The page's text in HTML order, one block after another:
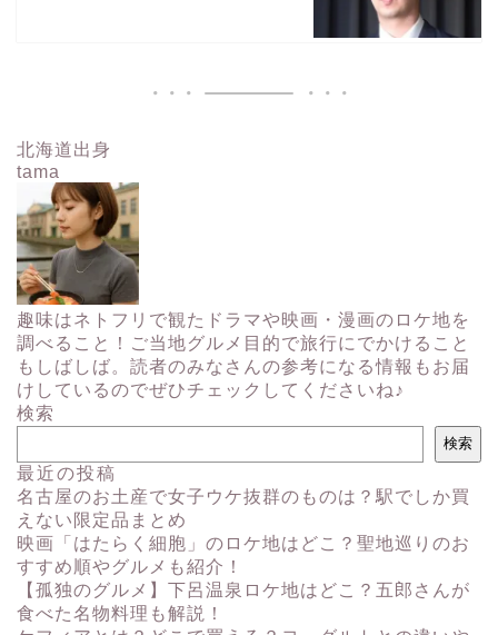
北海道出身
tama
趣味はネトフリで観たドラマや映画・漫画のロケ地を
調べること！ご当地グルメ目的で旅行にでかけること
もしばしば。読者のみなさんの参考になる情報もお届
けしているのでぜひチェックしてくださいね♪
検索
検索
最近の投稿
名古屋のお土産で女子ウケ抜群のものは？駅でしか買
えない限定品まとめ
映画「はたらく細胞」のロケ地はどこ？聖地巡りのお
すすめ順やグルメも紹介！
【孤独のグルメ】下呂温泉ロケ地はどこ？五郎さんが
食べた名物料理も解説！